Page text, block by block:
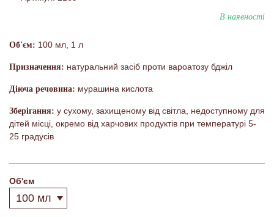
В наявності
Об'єм: 100 мл, 1 л
Призначення: натуральний засіб проти вароатозу бджіл
Діюча речовина: мурашина кислота
Зберігання: у сухому, захищеному від світла, недоступному для
дітей місці, окремо від харчових продуктів при температурі 5-
25 градусів
Об'єм